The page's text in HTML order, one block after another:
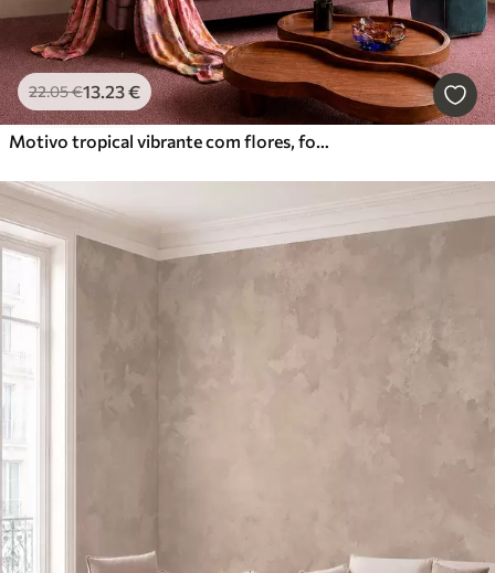
22.05€13 .23€